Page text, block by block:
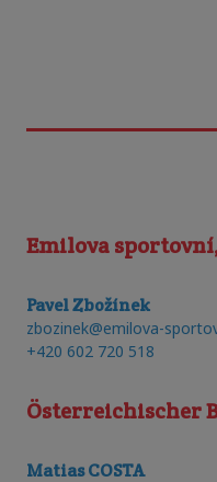
Emilova
Pavel Zbožínek
zbozinek@emilova-
+420 602 720 518
Österreichischer
Matias COSTA